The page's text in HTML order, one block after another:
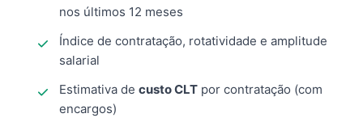
nos últimos 12 meses
Índice de contratação, rotatividade e amplitude
salarial
Estimativa de custo CLT por contratação (com
encargos)